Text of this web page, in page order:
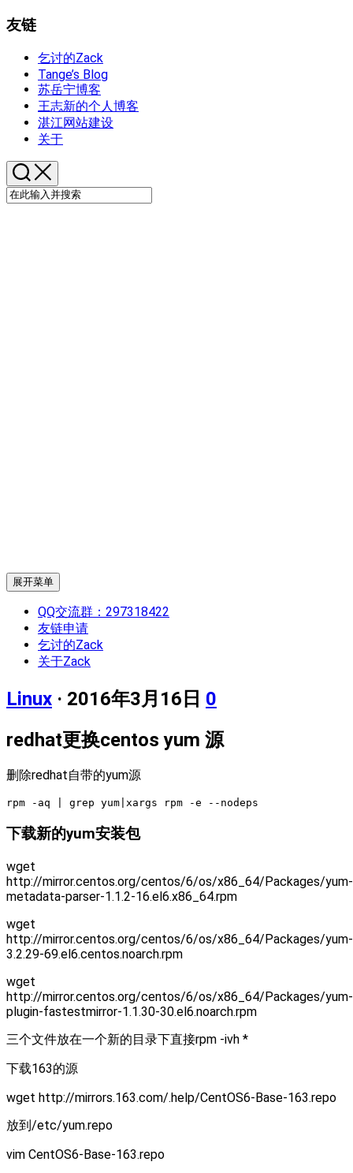
友链
乞讨的Zack
Tange’s Blog
苏岳宁博客
王志新的个人博客
湛江网站建设
关于
展开菜单
QQ交流群：297318422
友链申请
乞讨的Zack
关于Zack
Linux · 2016年3月16日 0
redhat更换centos yum 源
删除redhat自带的yum源
rpm -aq | grep yum|xargs rpm -e --nodeps
下载新的yum安装包
wget
http://mirror.centos.org/centos/6/os/x86_64/Packages/yum-
metadata-parser-1.1.2-16.el6.x86_64.rpm
wget
http://mirror.centos.org/centos/6/os/x86_64/Packages/yum-
3.2.29-69.el6.centos.noarch.rpm
wget
http://mirror.centos.org/centos/6/os/x86_64/Packages/yum-
plugin-fastestmirror-1.1.30-30.el6.noarch.rpm
三个文件放在一个新的目录下直接rpm -ivh *
下载163的源
wget http://mirrors.163.com/.help/CentOS6-Base-163.repo
放到/etc/yum.repo
vim CentOS6-Base-163.repo